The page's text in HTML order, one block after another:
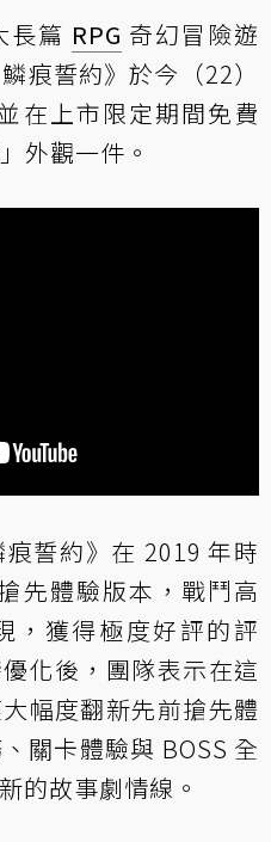
長篇 RPG 奇幻冒險遊
痕誓約》於今（22）
在上市限定期間免費
外觀一件。
痕誓約》在 2019 年時
先體驗版本，戰鬥高
，獲得極度好評的評
化後，團隊表示在這
幅度翻新先前搶先體
關卡體驗與 BOSS 全
的故事劇情線。